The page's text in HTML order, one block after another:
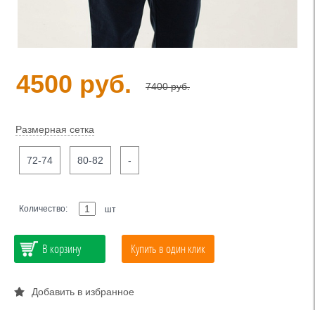
4500 руб. 7400 руб.
Размерная сетка
72-74 80-82 -
Количество: шт
В корзину Купить в один клик
Добавить в избранное